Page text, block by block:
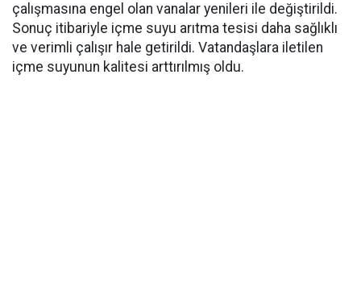
çalışmasına engel olan vanalar yenileri ile değiştirildi.
Sonuç itibariyle içme suyu arıtma tesisi daha sağlıklı
ve verimli çalışır hale getirildi. Vatandaşlara iletilen
içme suyunun kalitesi arttırılmış oldu.